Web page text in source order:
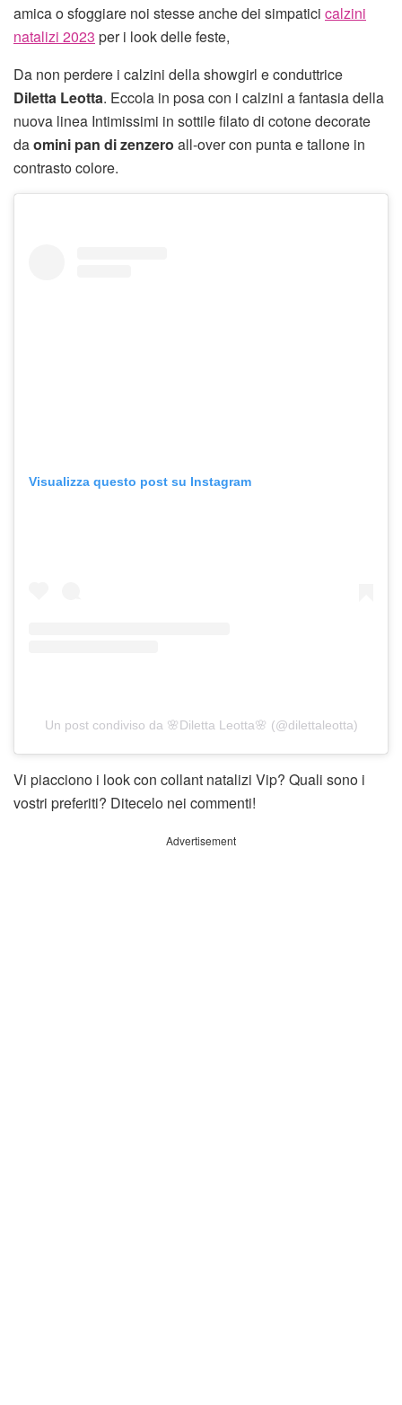
amica o sfoggiare noi stesse anche dei simpatici calzini
natalizi 2023 per i look delle feste,
Da non perdere i calzini della showgirl e conduttrice
Diletta Leotta. Eccola in posa con i calzini a fantasia della
nuova linea Intimissimi in sottile filato di cotone decorate
daomini pan di zenzero all-over con punta e tallone in
contrasto colore.
Visualizza questo post su Instagram
Un post condiviso da 🌸Diletta Leotta🌸 (@dilettaleotta)
Vi piacciono i look con collant natalizi Vip? Quali sono i
vostri preferiti? Ditecelo nei commenti!
Advertisement